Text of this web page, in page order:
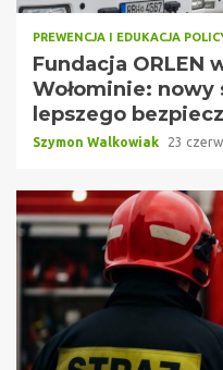
PREWENCJA I EDUKACJA
Fundacja ORLEN
Wołominie: nowy
lepszego
Szymon Walkowiak 23